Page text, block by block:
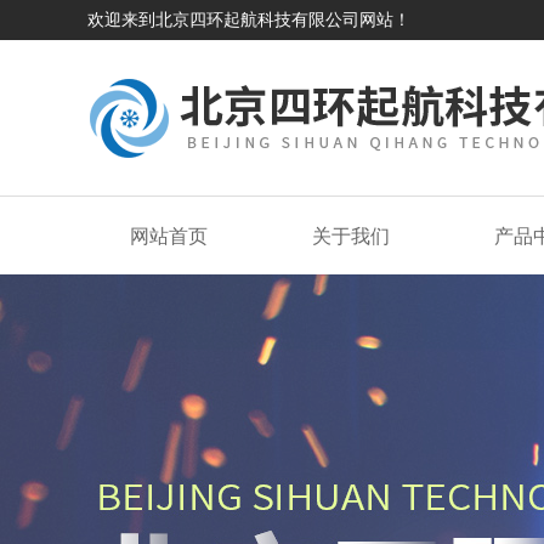
欢迎来到北京四环起航科技有限公司网站！
网站首页 关于我们 产品